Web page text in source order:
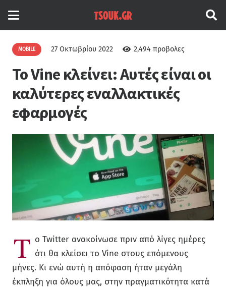
MOBILE 27 Οκτωβρίου 2022 2,494 προβολες
Το Vine κλείνει: Αυτές είναι οι
καλύτερες εναλλακτικές
εφαρμογές
Τ ο Twitter ανακοίνωσε πριν από λίγες ημέρες
ότι θα κλείσει το Vine στους επόμενους
μήνες. Κι ενώ αυτή η απόφαση ήταν μεγάλη
έκπληξη για όλους μας, στην πραγματικότητα κατά